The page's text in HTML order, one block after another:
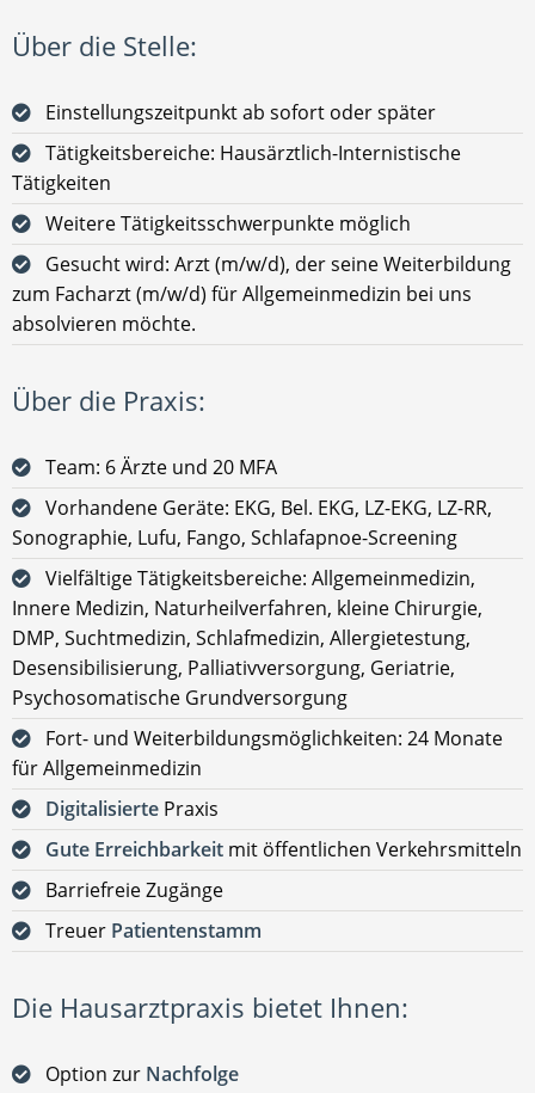
Über die Stelle:
Einstellungszeitpunkt ab sofort oder später
Tätigkeitsbereiche: Hausärztlich-Internistische
Tätigkeiten
Weitere Tätigkeitsschwerpunkte möglich
Gesucht wird: Arzt (m/w/d), der seine Weiterbildung
zum Facharzt (m/w/d) für Allgemeinmedizin bei uns
absolvieren möchte.
Über die Praxis:
Team: 6 Ärzte und 20 MFA
Vorhandene Geräte: EKG, Bel. EKG, LZ-EKG, LZ-RR,
Sonographie, Lufu, Fango, Schlafapnoe-Screening
Vielfältige Tätigkeitsbereiche: Allgemeinmedizin,
Innere Medizin, Naturheilverfahren, kleine Chirurgie,
DMP, Suchtmedizin, Schlafmedizin, Allergietestung,
Desensibilisierung, Palliativversorgung, Geriatrie,
Psychosomatische Grundversorgung
Fort- und Weiterbildungsmöglichkeiten: 24 Monate
für Allgemeinmedizin
Digitalisierte Praxis
Gute Erreichbarkeit mit öffentlichen Verkehrsmitteln
Barriefreie Zugänge
Treuer Patientenstamm
Die Hausarztpraxis bietet Ihnen:
Option zur Nachfolge